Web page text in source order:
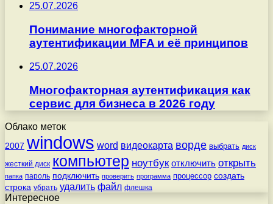
25.07.2026
Понимание многофакторной
аутентификации MFA и её принципов
25.07.2026
Многофакторная аутентификация как
сервис для бизнеса в 2026 году
Облако меток
2007 windows word видеокарта ворде выбрать диск
жесткий диск компьютер ноутбук отключить открыть
папка пароль подключить проверить программа процессор создать
строка убрать удалить файл флешка
Интересное